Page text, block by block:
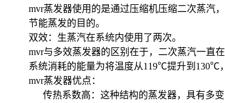
mvr蒸发器使用的是通过压缩机压缩二次蒸汽
节能蒸发的目的。
双效：生蒸汽在系统内使用了两次。
mvr与多效蒸发器的区别在于，二次蒸汽一直
系统消耗的能量为将温度从119℃提升到130℃
mvr蒸发器优点：
传热系数高：这种结构的蒸发器，具有多变